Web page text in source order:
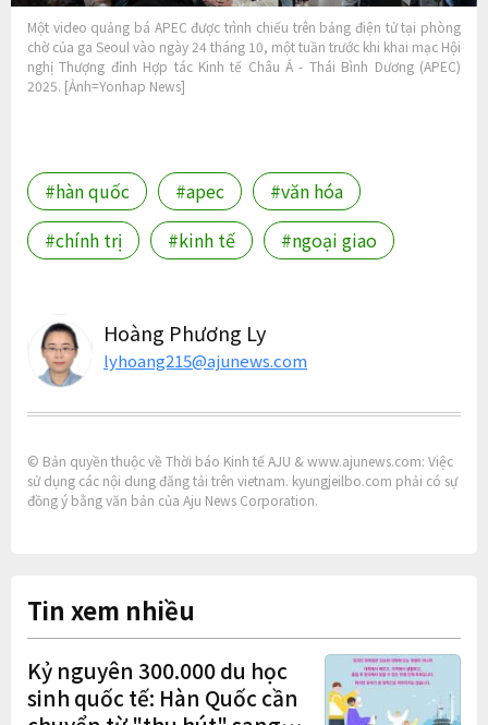
Một video quảng bá APEC được trình chiếu trên bảng điện tử tại phòng
chờ của ga Seoul vào ngày 24 tháng 10, một tuần trước khi khai mạc Hội
nghị Thượng đỉnh Hợp tác Kinh tế Châu Á - Thái Bình Dương (APEC)
2025. [Ảnh=Yonhap News]
#hàn quốc #apec
#văn hóa
#chính trị
#kinh tế #ngoại giao
Hoàng Phương Ly
lyhoang215@ajunews.com
© Bản quyền thuộc về Thời báo Kinh tế AJU & www.ajunews.com: Việc
sử dụng các nội dung đăng tải trên vietnam. kyungjeilbo.com phải có sự
đồng ý bằng văn bản của Aju News Corporation.
Tin xem nhiều
Kỷ nguyên 300.000 du học
sinh quốc tế: Hàn Quốc cần